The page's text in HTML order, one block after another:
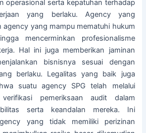
operasional serta kepatuhan terhadap
yang berlaku. Agency yang
agency yang mampu mematuhi hukum
mencerminkan profesionalisme
Hal ini juga memberikan jaminan
bisnisnya sesuai dengan
berlaku. Legalitas yang baik juga
suatu agency SPG telah melalui
pemeriksaan audit dalam
serta keandalan mereka. Ini
yang tidak memiliki perizinan